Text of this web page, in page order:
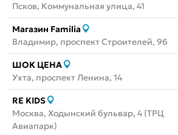
Псков, Коммунальная улица, 41
Магазин Familia
Владимир, проспект Строителей, 9б
ШОК ЦЕНА
Ухта, проспект Ленина, 14
RE KIDS
Москва, Ходынский бульвар, 4 (ТРЦ
Авиапарк)